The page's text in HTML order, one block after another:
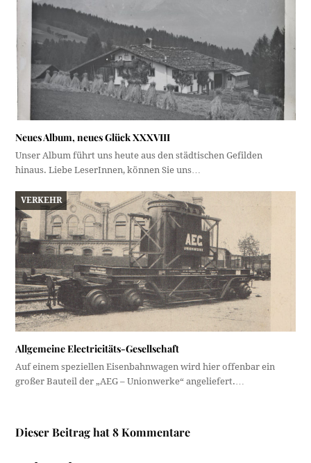
Neues Album, neues Glück XXXVIII
Unser Album führt uns heute aus den städtischen Gefilden
hinaus. Liebe LeserInnen, können Sie uns…
VERKEHR
Allgemeine Electricitäts-Gesellschaft
Auf einem speziellen Eisenbahnwagen wird hier offenbar ein
großer Bauteil der „AEG – Unionwerke“ angeliefert.…
Dieser Beitrag hat 8 Kommentare